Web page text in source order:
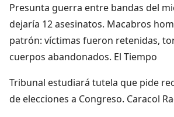
Presunta guerra entre bandas del
dejaría 12 asesinatos. Macabros
patrón: víctimas fueron retenidas,
cuerpos abandonados. El Tiempo
Tribunal estudiará tutela que pide
de elecciones a Congreso. Caracol